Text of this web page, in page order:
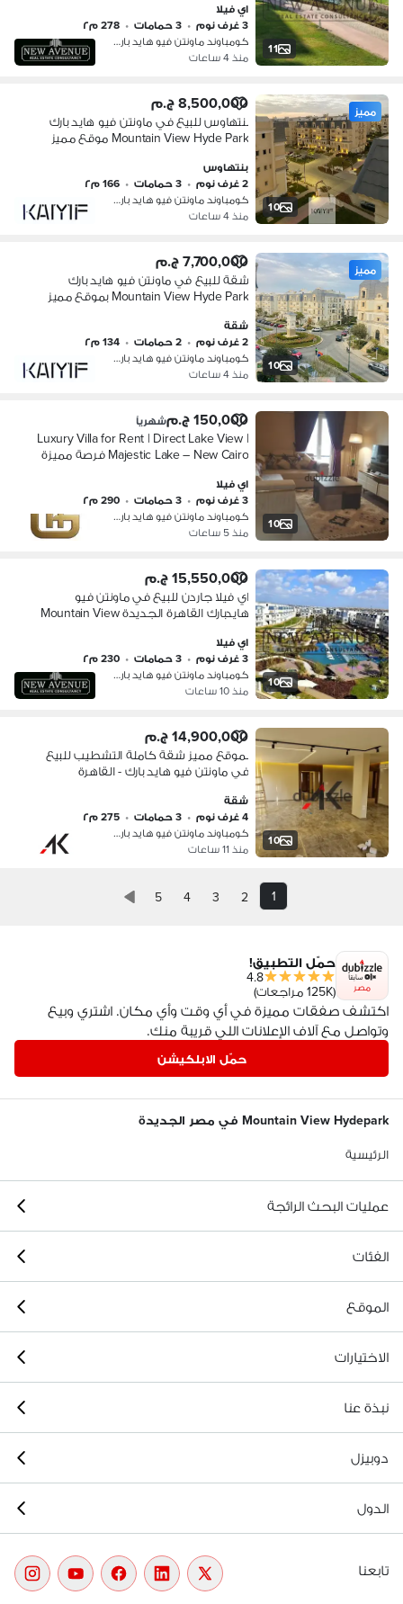
11
اي فيلا
3 غرف نوم
• 3 حمامات • 278 م٢
كومباوند ماونتن فيو هايد بارك، التج…
منذ 4 ساعات
10
مميز 8,500,000 ج.م
بنتهاوس للبيع في ماونتن فيو هايد بارك
Mountain View Hyde Park موقع مميز
تشطيب مع روف خاص
بنتهاوس
2 غرف نوم
• 3 حمامات • 166 م٢
كومباوند ماونتن فيو هايد بارك، التج…
منذ 4 ساعات
10
مميز 7,700,000 ج.م
شقة للبيع في ماونتن فيو هايد بارك
Mountain View Hyde Park بموقع مميز
القاهرة الجديدة
شقة
2 غرف نوم
• 2 حمامات • 134 م٢
كومباوند ماونتن فيو هايد بارك، التج…
منذ 4 ساعات
10
150,000 ج.م شهرياً
Luxury Villa for Rent | Direct Lake View |
Majestic Lake – New Cairo فرصة مميزة
بإطلالة مباشرة على Majestic Lake و
اي فيلا
3 غرف نوم
• 3 حمامات • 290 م٢
كومباوند ماونتن فيو هايد بارك، التج…
منذ 5 ساعات
10
15,550,000 ج.م
اي فيلا جاردن للبيع في ماونتن فيو
هايدبارك القاهرة الجديدة Mountain View
المساحات الخضراء
اي فيلا
3 غرف نوم
• 3 حمامات • 230 م٢
كومباوند ماونتن فيو هايد بارك، التج…
منذ 10 ساعات
10
14,900,000 ج.م
بموقع مميز شقة كاملة التشطيب للبيع
في ماونتن فيو هايد بارك - القاهرة
شقة
4 غرف نوم
• 3 حمامات • 275 م٢
كومباوند ماونتن فيو هايد بارك، التج…
منذ 11 ساعات
1
2
3
4
5
مصر
حمّل التطبيق!
4.8
(125K مراجعات)
اكتشف صفقات مميزة في أي وقت وأي مكان. اشتري وبيع
وتواصل مع آلاف الإعلانات اللي قريبة منك.
حمّل الابلكيشن
Mountain View Hydepark في مصر الجديدة
الرئيسية
عمليات البحث الرائجة
الفئات
الموقع
الاختيارات
نبذة عنا
دوبيزل
الدول
تابعنا